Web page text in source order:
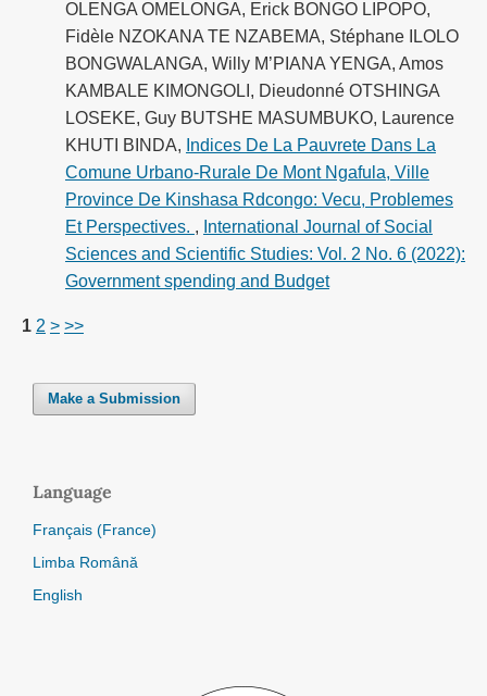
OLENGA OMELONGA, Erick BONGO LIPOPO,
Fidèle NZOKANA TE NZABEMA, Stéphane ILOLO
BONGWALANGA, Willy M’PIANA YENGA, Amos
KAMBALE KIMONGOLI, Dieudonné OTSHINGA
LOSEKE, Guy BUTSHE MASUMBUKO, Laurence
KHUTI BINDA, Indices De La Pauvrete Dans La
Comune Urbano-Rurale De Mont Ngafula, Ville
Province De Kinshasa Rdcongo: Vecu, Problemes
Et Perspectives. , International Journal of Social
Sciences and Scientific Studies: Vol. 2 No. 6 (2022):
Government spending and Budget
1 2 > >>
Make a Submission
Language
Français (France)
Limba Română
English